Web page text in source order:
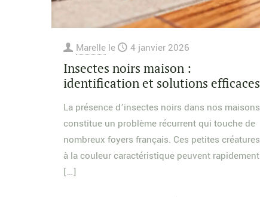
Marelle le 4 janvier 2026
Insectes noirs maison :
identification et solutions efficaces
La présence d’insectes noirs dans nos maisons
constitue un problème récurrent qui touche de
nombreux foyers français. Ces petites créatures
à la couleur caractéristique peuvent rapidement
[…]